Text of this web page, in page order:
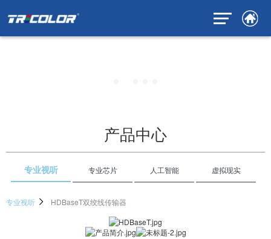
产品中心
专业视听 专业芯片 人工智能 虚拟现实
专业视听 HDBaseT双绞线传输器